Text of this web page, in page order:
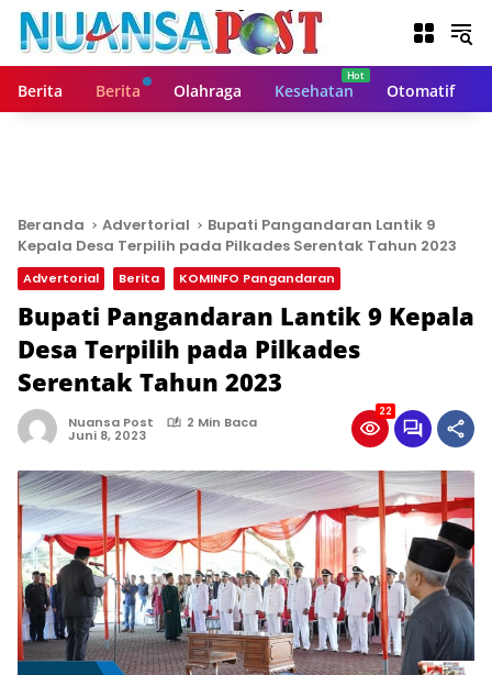
Berita Berita Olahraga Kesehatan Otomatif
Beranda Advertorial
Bupati Pangandaran Lantik 9
Kepala Desa Terpilih pada Pilkades Serentak Tahun 2023
Advertorial Berita KOMINFO Pangandaran
Bupati Pangandaran Lantik 9 Kepala
Desa Terpilih pada Pilkades
Serentak Tahun 2023
Nuansa Post 2 Min Baca
Juni 8, 2023
22